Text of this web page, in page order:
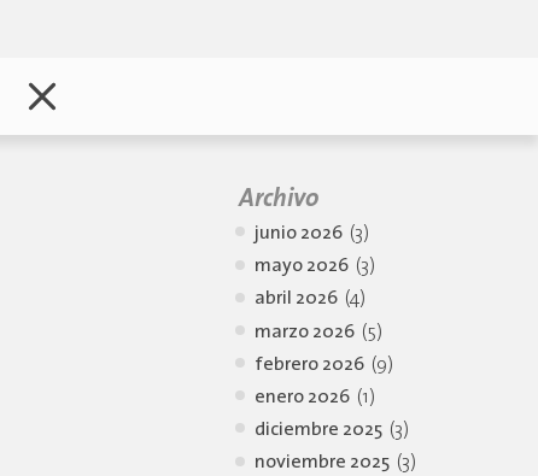
Archivo
junio 2026 (3)
mayo 2026 (3)
abril 2026 (4)
marzo 2026 (5)
febrero 2026 (9)
enero 2026 (1)
diciembre 2025 (3)
noviembre 2025 (3)